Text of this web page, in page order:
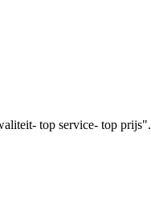
top service- top prijs".